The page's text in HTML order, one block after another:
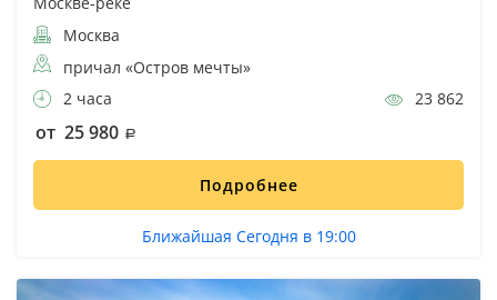
Москва
причал «Остров мечты»
2 часа
23 862
от 25 980
Подробнее
Ближайшая Сегодня в 19:00